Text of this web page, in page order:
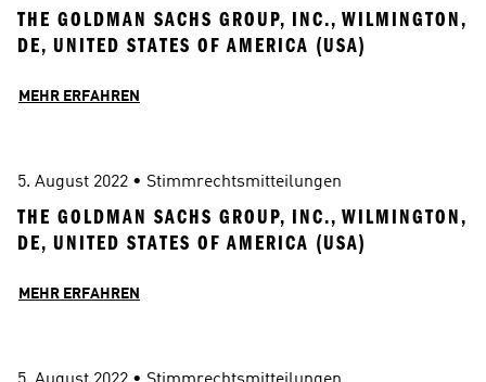
THE GOLDMAN SACHS GROUP, INC., WILMINGTON,
DE, UNITED STATES OF AMERICA (USA)
MEHR ERFAHREN
5. August 2022 • Stimmrechtsmitteilungen
THE GOLDMAN SACHS GROUP, INC., WILMINGTON,
DE, UNITED STATES OF AMERICA (USA)
MEHR ERFAHREN